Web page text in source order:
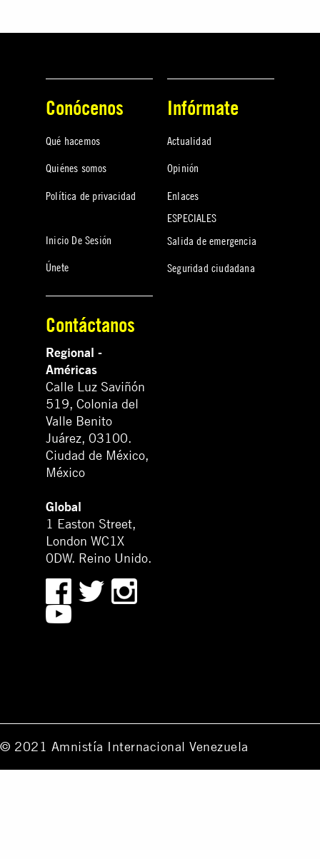
Conócenos
Qué hacemos
Quiénes somos
Política de privacidad
Inicio De Sesión
Únete
Infórmate
Actualidad
Opinión
Enlaces
ESPECIALES
Salida de emergencia
Seguridad ciudadana
Contáctanos
Regional -
Américas
Calle Luz Saviñón
519, Colonia del
Valle Benito
Juárez, 03100.
Ciudad de México,
México
Global
1 Easton Street,
London WC1X
0DW. Reino Unido.
© 2021 Amnistía Internacional Venezuela